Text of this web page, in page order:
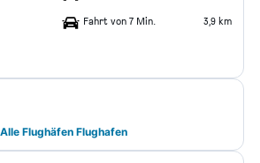
Fahrt von 7 Min. 3,9 km
Flughäfen Flughafen